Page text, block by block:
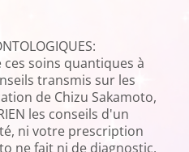
soins quantiques à
transmis sur les
de Chizu Sakamoto,
les conseils d'un
ni votre prescription
ne fait ni de diagnostic,